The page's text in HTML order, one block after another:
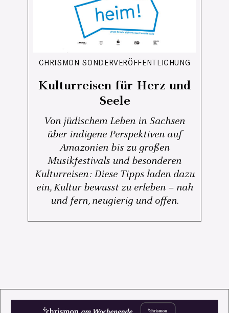
CHRISMON SONDERVERÖFFENTLICHUNG
Kulturreisen für Herz und
Seele
Von jüdischem Leben in Sachsen
über indigene Perspektiven auf
Amazonien bis zu großen
Musikfestivals und besonderen
Kulturreisen: Diese Tipps laden dazu
ein, Kultur bewusst zu erleben – nah
und fern, neugierig und offen.